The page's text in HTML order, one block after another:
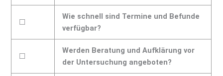
☐
Wie schnell sind Termine und Befunde
verfügbar?
☐
Werden Beratung und Aufklärung vor
der Untersuchung angeboten?